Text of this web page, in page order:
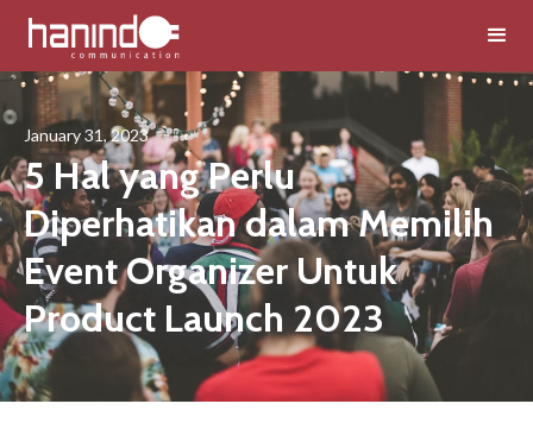
January 31, 2023
5 Hal yang Perlu
Diperhatikan dalam Memilih
Event Organizer Untuk
Product Launch 2023